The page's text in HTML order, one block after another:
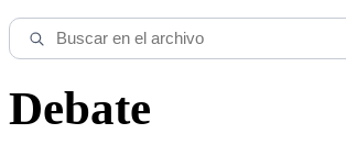
Debate